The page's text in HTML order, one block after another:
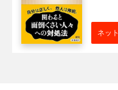
ネッ